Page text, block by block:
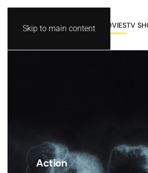
Skip to main content MOVIESTV
Action